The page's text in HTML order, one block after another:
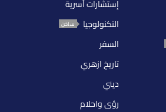
إستشارات أسرية
التكنولوجيا ساخن
السفر
تاريخ ازهري
ديني
رؤى واحلام